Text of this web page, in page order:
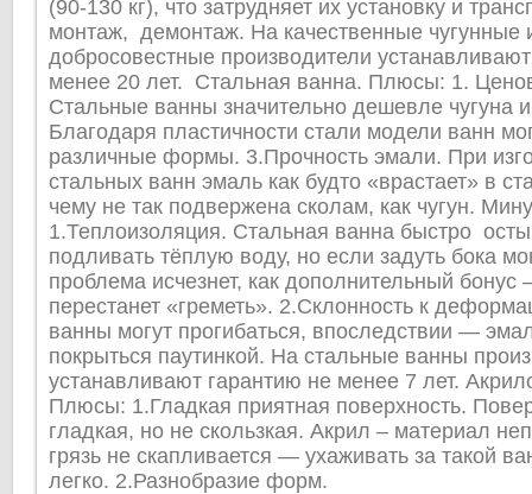
(90-130 кг), что затрудняет их установку и
монтаж, демонтаж. На качественные чугунные
добросовестные производители
менее 20 лет. Стальная ванна. Плюсы: 1.
Стальные ванны значительно дешевле чугуна
Благодаря пластичности стали модели ванн
различные формы. 3.Прочность эмали. При
стальных ванн эмаль как будто «врастает» в
чему не так подвержена сколам, как чугун.
1.Теплоизоляция. Стальная ванна быстро
подливать тёплую воду, но если задуть бока
проблема исчезнет, как дополнительный бонус
перестанет «греметь». 2.Склонность к
ванны могут прогибаться, впоследствии —
покрыться паутинкой. На стальные ванны
устанавливают гарантию не менее 7 лет.
Плюсы: 1.Гладкая приятная поверхность.
гладкая, но не скользкая. Акрил – материал
грязь не скапливается — ухаживать за такой
легко. 2.Разнобразие форм.